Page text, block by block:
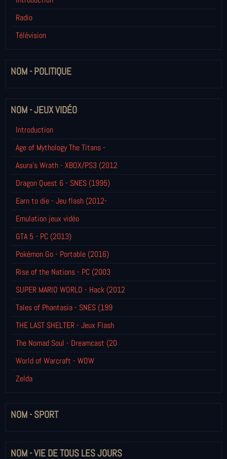
Radio
Télévision
NOM - POLITIQUE
NOM - JEUX VIDÉO
Introduction
Age of Mythology The Titans -
Asura's Wrath - XBOX/PS3 (2012
Dragon Quest 6 - SNES (1995)
Earn to die - Jeu flash (2012-
Emulation jeux vidéo
GTA 5 - PC (2013)
Pokémon Go - Portable (2016)
Rise of the Nations - PC (2003
SUPER MARIO WORLD - Hack (2012
Tales of Phantasia - SNES (199
THE LAST SHELTER - Jeux Flash
The Nomad Soul - Dreamcast (20
World of Warcraft - WOW
Zelda
NOM - SPORT
NOM - VIE DE TOUS LES JOURS